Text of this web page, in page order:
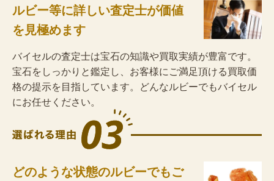
ルビー等に詳しい査定士が価値
を見極めます
バイセルの査定士は宝石の知識や買取実績が豊富です。
宝石をしっかりと鑑定し、お客様にご満足頂ける買取価
格の提示を目指しています。どんなルビーでもバイセル
にお任せください。
どのような状態のルビーでもご